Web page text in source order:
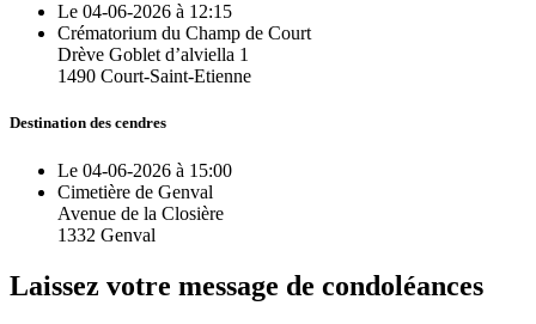
Le 04-06-2026 à 12:15
Crématorium du Champ de Court
Drève Goblet d’alviella 1
1490 Court-Saint-Etienne
Destination des cendres
Le 04-06-2026 à 15:00
Cimetière de Genval
Avenue de la Closière
1332 Genval
Laissez votre message de condoléances